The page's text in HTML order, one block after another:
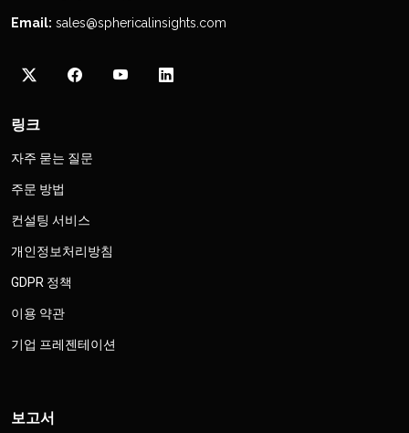
Email: sales@sphericalinsights.com
링크
자주 묻는 질문
주문 방법
컨설팅 서비스
개인정보처리방침
GDPR 정책
이용 약관
기업 프레젠테이션
보고서